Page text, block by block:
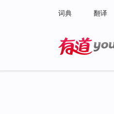
词典 翻译